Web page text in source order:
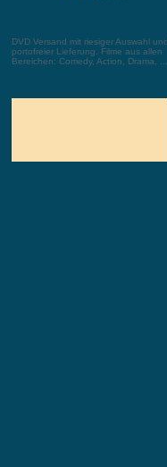
DVD Versand mit riesiger Auswahl und
portofreier Lieferung. Filme aus allen
Bereichen: Comedy, Action, Drama, ...